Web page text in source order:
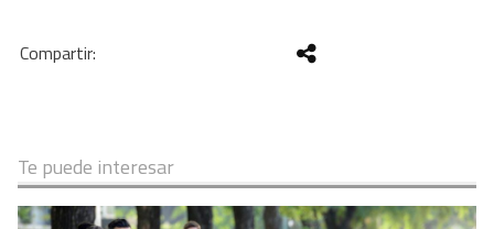
Te puede interesar